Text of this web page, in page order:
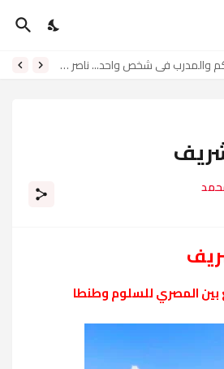
حين يجتمع البطل والمحكم والمدرب في شخص واحد... ناصر لامي ناصر
المصري للسلوم وطنطا